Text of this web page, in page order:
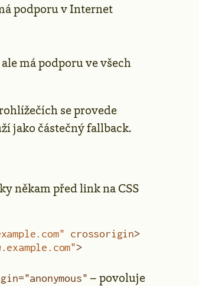
podporu v Internet
má podporu ve všech
se provede
jako částečný fallback.
někam před link na CSS
crossorigin>
>
– povoluje